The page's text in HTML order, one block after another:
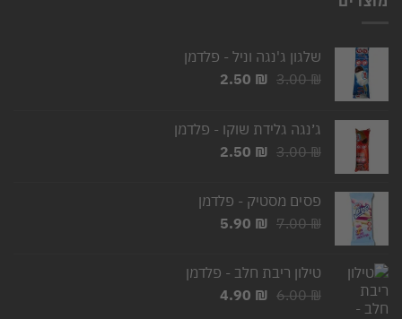
שלגון ג'נגה וניל - פלדמן
3.00₪
המחיר
3.00 ₪.
2.50 ₪
המחיר
2.50 ₪.
ג׳נגה גלידת שוקו - פלדמן
3.00₪
המחיר
3.00 ₪.
2.50 ₪
המחיר
2.50 ₪.
פסים מסטיק - פלדמן
7.00₪
המחיר
7.00 ₪.
5.90 ₪
המחיר
5.90 ₪.
טילון ריבת חלב - פלדמן
6.00₪
המחיר
4.90 ₪
המחיר